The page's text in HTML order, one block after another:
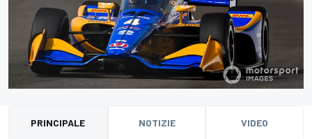
PRINCIPALE NOTIZIE VIDEO